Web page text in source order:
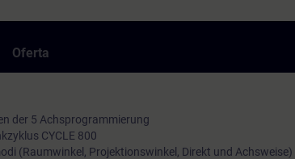
Oferta
der 5 Achsprogrammierung
CYCLE 800
(Raumwinkel, Projektionswinkel, Direkt und Achsweise)